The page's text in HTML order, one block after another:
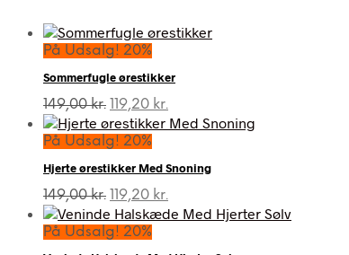
På Udsalg! 20%
Sommerfugle ørestikker
149,00kr. Den
oprindelige
pris
149,00 kr..
119,20 kr.
aktuelle
119,20 kr..
På Udsalg! 20%
Hjerte ørestikker Med Snoning
149,00kr. Den
oprindelige
pris
119,20 kr.
aktuelle
På Udsalg! 20%